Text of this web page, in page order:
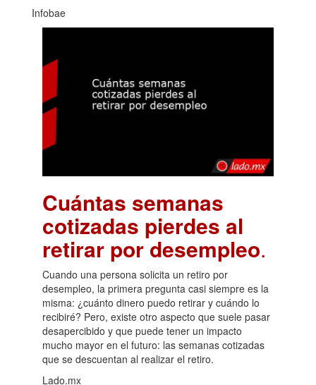
Infobae
Cuántas semanas
cotizadas pierdes al
retirar por desempleo.
Cuando una persona solicita un retiro por
desempleo, la primera pregunta casi siempre es la
misma: ¿cuánto dinero puedo retirar y cuándo lo
recibiré? Pero, existe otro aspecto que suele pasar
desapercibido y que puede tener un impacto
mucho mayor en el futuro: las semanas cotizadas
que se descuentan al realizar el retiro.
Lado.mx